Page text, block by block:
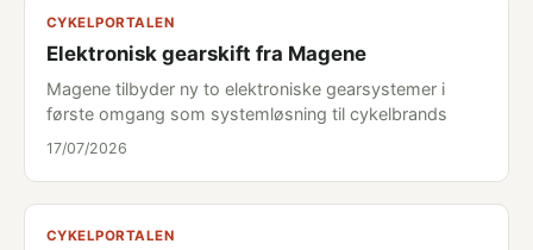
CYKELPORTALEN
Elektronisk gearskift fra Magene
Magene tilbyder ny to elektroniske gearsystemer i
første omgang som systemløsning til cykelbrands
17/07/2026
CYKELPORTALEN